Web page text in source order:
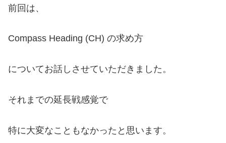
前回は、
Compass Heading (CH) の求め方
についてお話しさせていただきました。
それまでの延長戦感覚で
特に大変なこともなかったと思います。